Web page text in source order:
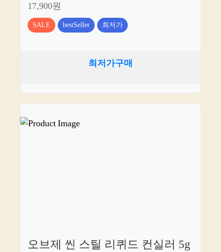
17,900원
SALE bestSeller 최저가
최저가구매
오브제 씬 스틸 리퀴드 컨실러 5g